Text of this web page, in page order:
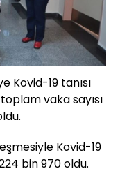
Kovid-19 tanısı
vaka sayısı
Kovid-19
bin 970 oldu.